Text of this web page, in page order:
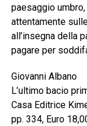
paesaggio
attentamente
all’insegna della
pagare per
Giovanni Albano
L’ultimo bacio
Casa Editrice
pp. 334, Euro